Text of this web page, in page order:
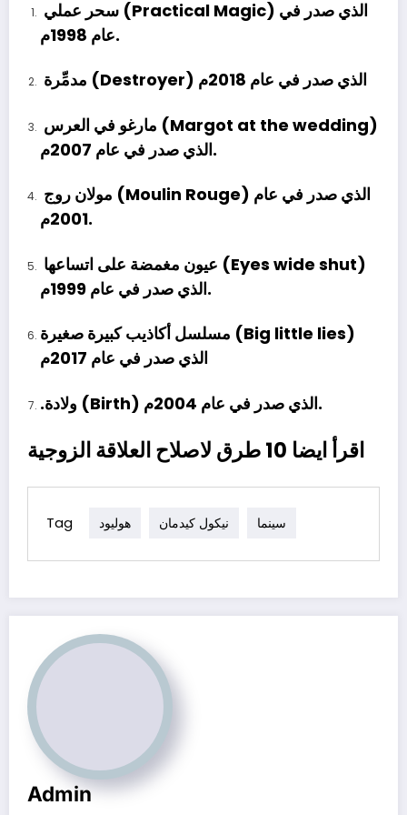
عام 1998م.
مدمِّرة (Destroyer) الذي صدر في عام 2018م
الذي صدر في عام 2007م.
2001م.
الذي صدر في عام 1999م.
مسلسل أكاذيب كبيرة صغيرة (Big little lies)
الذي صدر في عام 2017م
.ولادة (Birth) الذي صدر في عام 2004م.
اقرأ ايضا
Tag سينما نيكول كيدمان هوليود
Admin